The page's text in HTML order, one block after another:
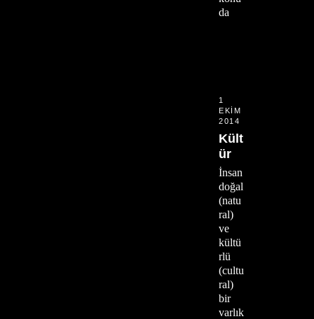
da
1
EKIM
2014
Kült
ür
İnsan
doğal
(natu
ral)
ve
kültü
rlü
(cultu
ral)
bir
varlık